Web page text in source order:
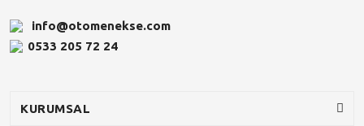
info@otomenekse.com
0533 205 72 24
KURUMSAL